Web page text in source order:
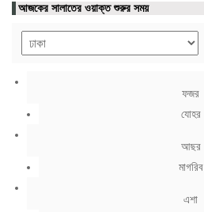
আজকের সালাতের ওয়াক্ত শুরুর সময়
ফজর
যোহর
আছর
মাগরিব
এশা